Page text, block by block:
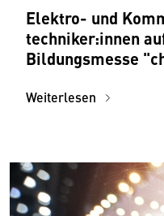
Elektro- und
techniker:innen
Bildungsmesse
Weiterlesen